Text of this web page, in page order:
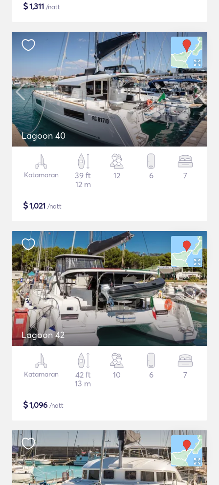
$1,311 /natt
Lagoon 40
Katamaran
39 ft
12 m
12 6 7
$1,021 /natt
Lagoon 42
Katamaran
42 ft
13 m
10 6 7
$1,096 /natt